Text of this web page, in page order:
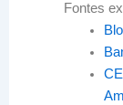
Fontes